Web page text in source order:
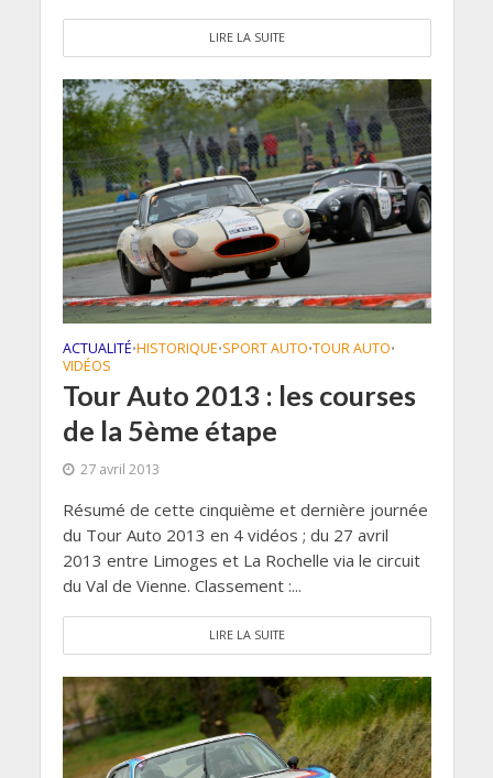
LIRE LA SUITE
ACTUALITÉ•HISTORIQUE•SPORT AUTO•TOUR AUTO•
VIDÉOS
Tour Auto 2013 : les courses
de la 5ème étape
27 avril 2013
Résumé de cette cinquième et dernière journée
du Tour Auto 2013 en 4 vidéos ; du 27 avril
2013 entre Limoges et La Rochelle via le circuit
du Val de Vienne. Classement :...
LIRE LA SUITE